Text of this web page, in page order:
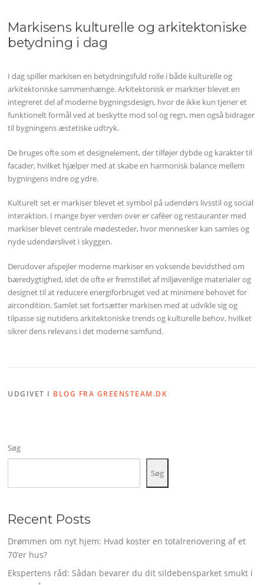
Markisens kulturelle og arkitektoniske
betydning i dag
I dag spiller markisen en betydningsfuld rolle i både kulturelle og
arkitektoniske sammenhænge. Arkitektonisk er markiser blevet en
integreret del af moderne bygningsdesign, hvor de ikke kun tjener et
funktionelt formål ved at beskytte mod sol og regn, men også bidrager
til bygningens æstetiske udtryk.
De bruges ofte som et designelement, der tilføjer dybde og karakter til
facader, hvilket hjælper med at skabe en harmonisk balance mellem
bygningens indre og ydre.
Kulturelt set er markiser blevet et symbol på udendørs livsstil og social
interaktion. I mange byer verden over er caféer og restauranter med
markiser blevet centrale mødesteder, hvor mennesker kan samles og
nyde udendørslivet i skyggen.
Derudover afspejler moderne markiser en voksende bevidsthed om
bæredygtighed, idet de ofte er fremstillet af miljøvenlige materialer og
designet til at reducere energiforbruget ved at minimere behovet for
aircondition. Samlet set fortsætter markisen med at udvikle sig og
tilpasse sig nutidens arkitektoniske trends og kulturelle behov, hvilket
sikrer dens relevans i det moderne samfund.
UDGIVET I BLOG FRA GREENSTEAM.DK
Søg
Søg
Recent Posts
Drømmen om nyt hjem: Hvad koster en totalrenovering af et
70’er hus?
Ekspertens råd: Sådan bevarer du dit sildebensparket smukt i